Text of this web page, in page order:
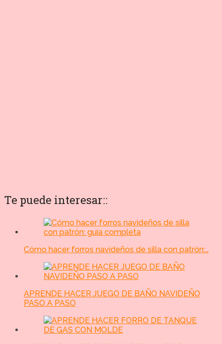
Te puede interesar::
Cómo hacer forros navideños de silla con patrón:…
APRENDE HACER JUEGO DE BAÑO NAVIDEÑO
PASO A PASO